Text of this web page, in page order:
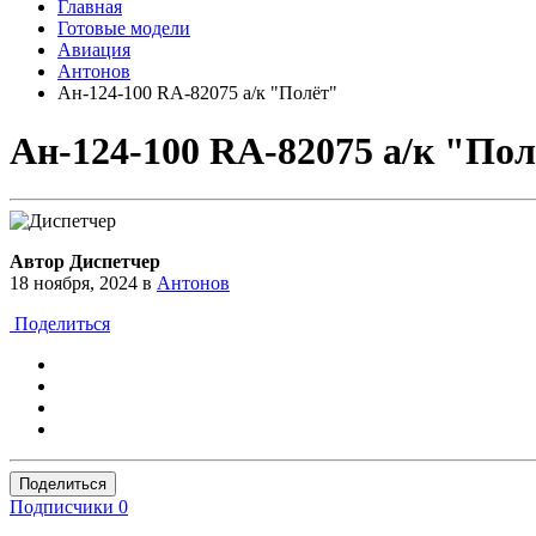
Главная
Готовые модели
Авиация
Антонов
Ан-124-100 RA-82075 а/к "Полёт"
Ан-124-100 RA-82075 а/к
Автор Диспетчер
18 ноября, 2024 в Антонов
Поделиться
Поделиться
Подписчики 0